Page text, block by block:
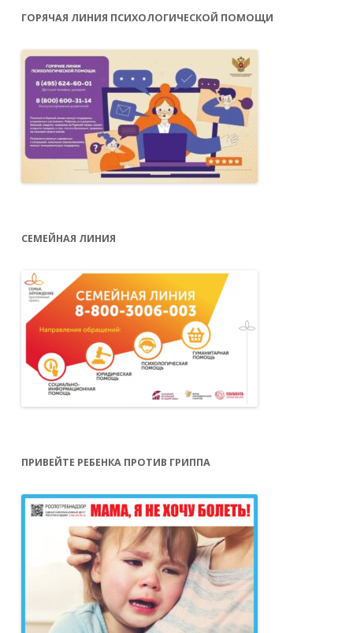
ГОРЯЧАЯ ЛИНИЯ ПСИХОЛОГИЧЕСКОЙ ПОМОЩИ
СЕМЕЙНАЯ ЛИНИЯ
ПРИВЕЙТЕ РЕБЕНКА ПРОТИВ ГРИППА